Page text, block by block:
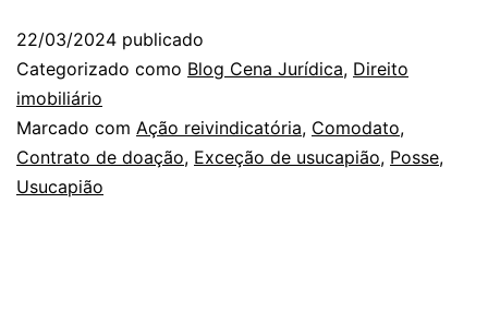
22/03/2024 publicado
Categorizado como Blog Cena Jurídica, Direito
imobiliário
Marcado com Ação reivindicatória, Comodato,
Contrato de doação, Exceção de usucapião, Posse,
Usucapião